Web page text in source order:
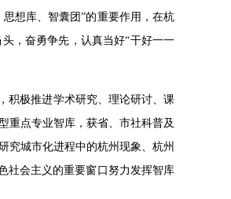
想库、智囊团”的重要作用，在杭
，奋勇争先，认真当好“干好一一
积极推进学术研究、理论研讨、课
重点专业智库，获省、市社科普及
究城市化进程中的杭州现象、杭州
社会主义的重要窗口努力发挥智库